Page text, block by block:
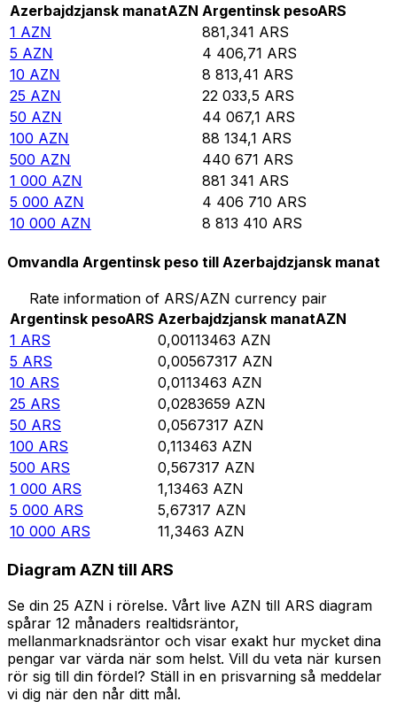
Azerbajdzjansk manatAZN Argentinsk pesoARS
1 AZN 881,341 ARS
5 AZN 4 406,71 ARS
10 AZN 8 813,41 ARS
25 AZN 22 033,5 ARS
50 AZN 44 067,1 ARS
100 AZN 88 134,1 ARS
500 AZN 440 671 ARS
1 000 AZN 881 341 ARS
5 000 AZN 4 406 710 ARS
10 000 AZN 8 813 410 ARS
Omvandla Argentinsk peso till Azerbajdzjansk manat
Rate information of ARS/AZN currency pair
Argentinsk pesoARS Azerbajdzjansk manatAZN
1 ARS 0,00113463 AZN
5 ARS 0,00567317 AZN
10 ARS 0,0113463 AZN
25 ARS 0,0283659 AZN
50 ARS 0,0567317 AZN
100 ARS 0,113463 AZN
500 ARS 0,567317 AZN
1 000 ARS 1,13463 AZN
5 000 ARS 5,67317 AZN
10 000 ARS 11,3463 AZN
Diagram AZN till ARS
Se din 25 AZN i rörelse. Vårt live AZN till ARS diagram
spårar 12 månaders realtidsräntor,
mellanmarknadsräntor och visar exakt hur mycket dina
pengar var värda när som helst. Vill du veta när kursen
rör sig till din fördel? Ställ in en prisvarning så meddelar
vi dig när den når ditt mål.